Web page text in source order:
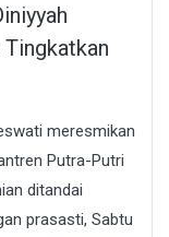
meresmikan
Putra-Putri
ditandai
prasasti, Sabtu